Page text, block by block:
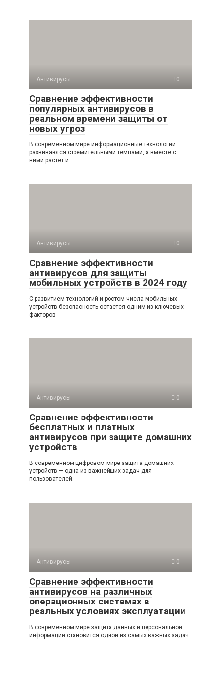
Антивирусы 0
Сравнение эффективности
популярных антивирусов в
реальном времени защиты от
новых угроз
В современном мире информационные технологии
развиваются стремительными темпами, а вместе с
ними растёт и
Антивирусы 0
Сравнение эффективности
антивирусов для защиты
мобильных устройств в 2024 году
С развитием технологий и ростом числа мобильных
устройств безопасность остается одним из ключевых
факторов
Антивирусы 0
Сравнение эффективности
бесплатных и платных
антивирусов при защите домашних
устройств
В современном цифровом мире защита домашних
устройств — одна из важнейших задач для
пользователей.
Антивирусы 0
Сравнение эффективности
антивирусов на различных
операционных системах в
реальных условиях эксплуатации
В современном мире защита данных и персональной
информации становится одной из самых важных задач